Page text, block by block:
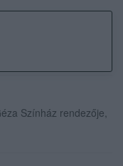
Színház rendezője,